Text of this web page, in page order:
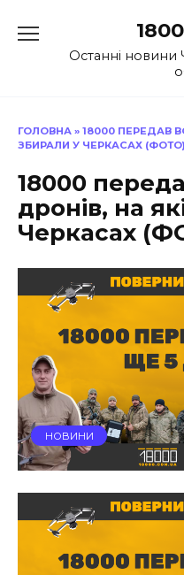
до
Останні новини
ГОЛОВНА » 18000 ПЕРЕДАВ
ЗБИРАЛИ У ЧЕРКАСАХ (ФОТО)
18000
дронів, на
Черкасах
НОВИНИ